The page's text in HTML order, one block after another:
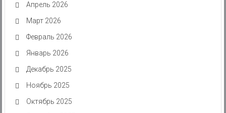
Апрель 2026
Март 2026
Февраль 2026
Январь 2026
Декабрь 2025
Ноябрь 2025
Октябрь 2025